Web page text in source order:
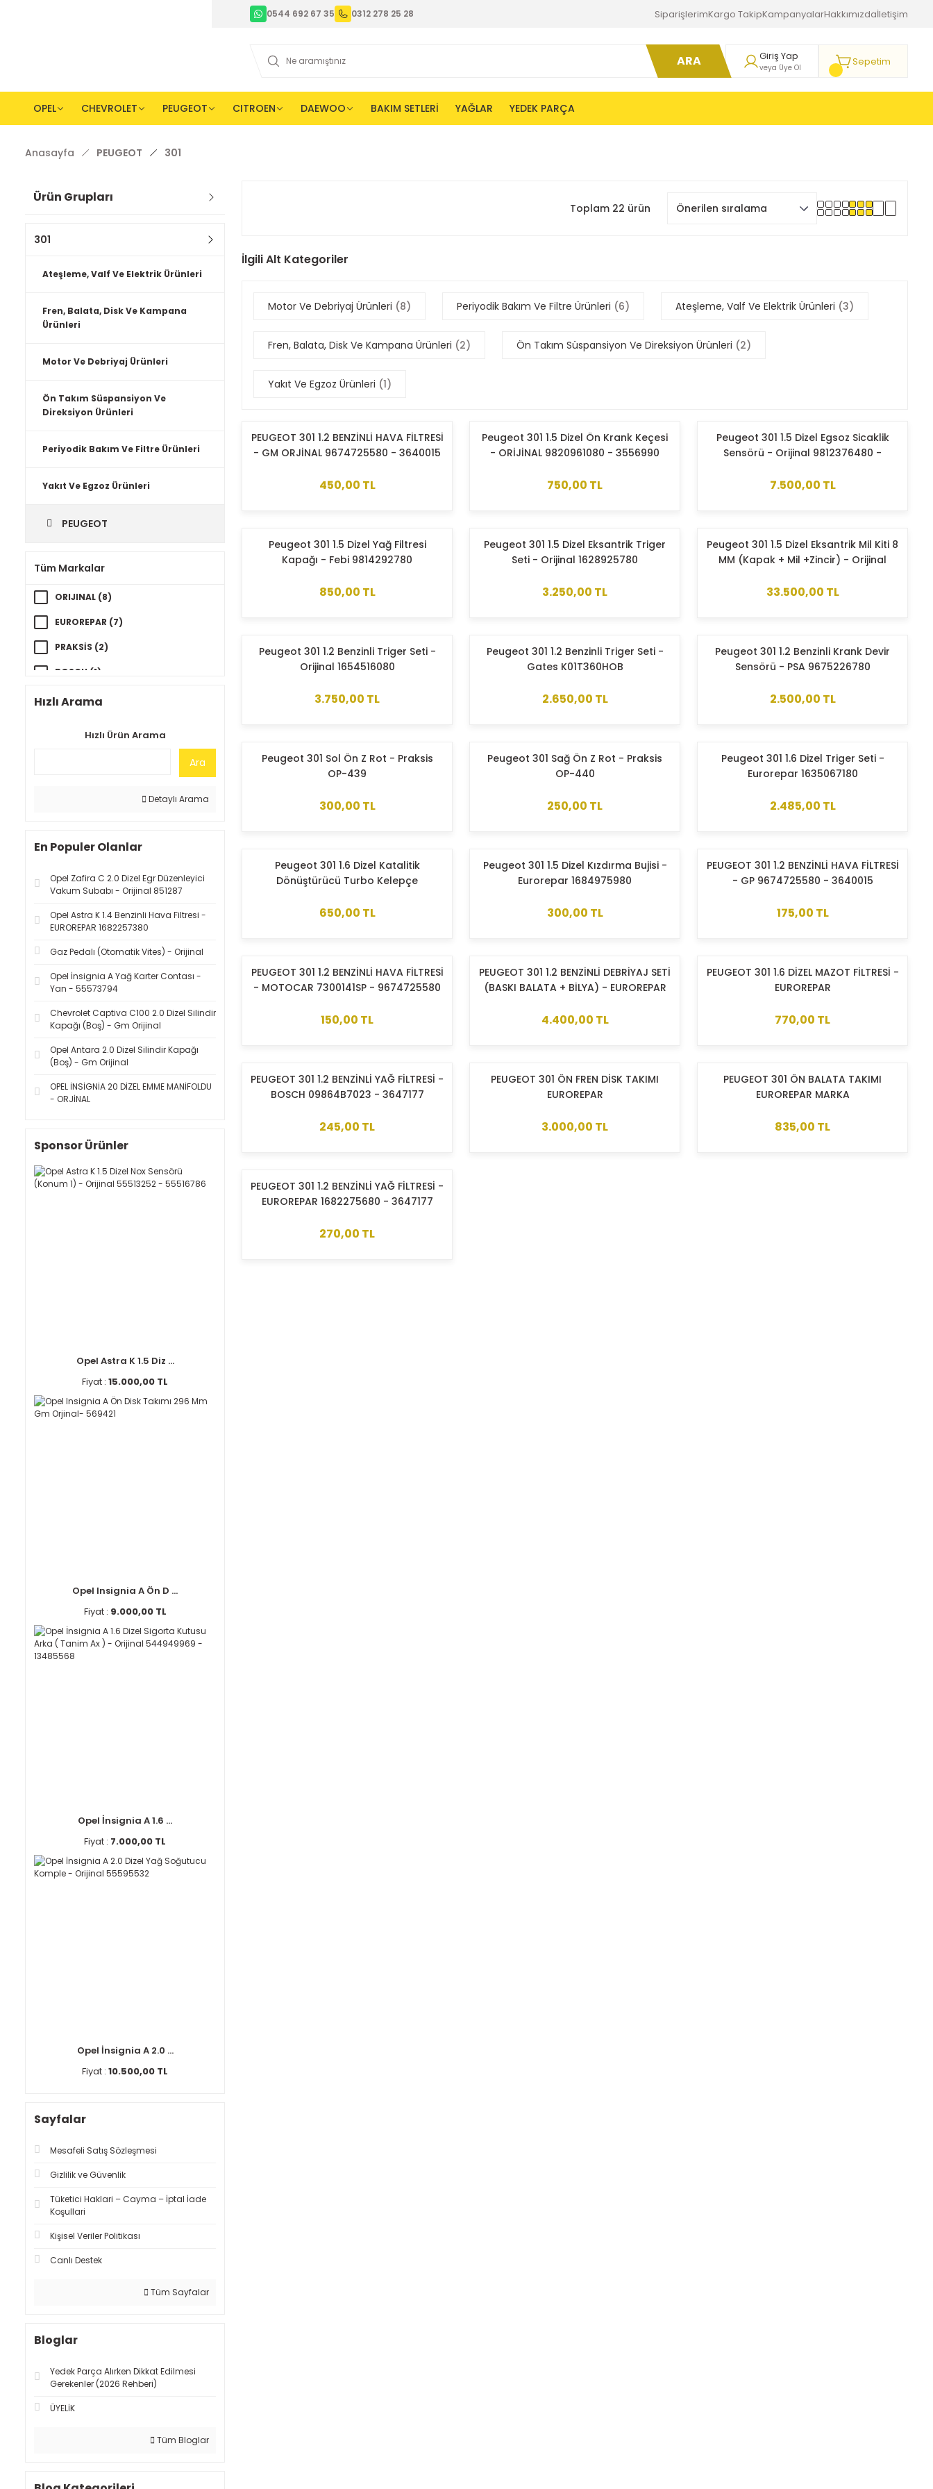
0544 692 67 35 0312 278 25 28 SiparişlerimKargo TakipKampanyalarHakkımızdaİletişim
ARA Giriş Yap
veya Üye Ol Sepetim
OPEL CHEVROLET PEUGEOT CITROEN DAEWOO BAKIM SETLERİ YAĞLAR YEDEK PARÇA
Anasayfa PEUGEOT 301
Ürün Grupları
301
Ateşleme, Valf Ve Elektrik Ürünleri
Fren, Balata, Disk Ve Kampana
Ürünleri
Motor Ve Debriyaj Ürünleri
Ön Takım Süspansiyon Ve
Direksiyon Ürünleri
Periyodik Bakım Ve Filtre Ürünleri
Yakıt Ve Egzoz Ürünleri
PEUGEOT
Tüm Markalar
ORIJINAL (8)
EUROREPAR (7)
PRAKSİS (2)
BOSCH (1)
GP (1)
Hızlı Arama
Hızlı Ürün Arama
Ara
Detaylı Arama
En Populer Olanlar
Opel Zafira C 2.0 Dizel Egr Düzenleyici
Vakum Subabı - Orijinal 851287
Opel Astra K 1.4 Benzinli Hava Filtresi -
EUROREPAR 1682257380
Gaz Pedalı (Otomatik Vites) - Orijinal
Opel İnsignia A Yağ Karter Contası -
Yan - 55573794
Chevrolet Captiva C100 2.0 Dizel Silindir
Kapağı (Boş) - Gm Orijinal
Opel Antara 2.0 Dizel Silindir Kapağı
(Boş) - Gm Orijinal
OPEL İNSİGNİA 20 DİZEL EMME MANİFOLDU
- ORJİNAL
Sponsor Ürünler
Opel Astra K 1.5 Diz ...
Fiyat : 15.000,00 TL
Opel Insignia A Ön D ...
Fiyat : 9.000,00 TL
Opel İnsignia A 1.6 ...
Fiyat : 7.000,00 TL
Opel İnsignia A 2.0 ...
Fiyat : 10.500,00 TL
Sayfalar
Mesafeli Satış Sözleşmesi
Gizlilik ve Güvenlik
Tüketici Haklari – Cayma – İptal İade
Koşullari
Kişisel Veriler Politikası
Canlı Destek
Tüm Sayfalar
Bloglar
Yedek Parça Alırken Dikkat Edilmesi
Gerekenler (2026 Rehberi)
ÜYELİK
Tüm Bloglar
Toplam 22 ürün
İlgili Alt Kategoriler
Motor Ve Debriyaj Ürünleri (8) Periyodik Bakım Ve Filtre Ürünleri (6) Ateşleme, Valf Ve Elektrik Ürünleri (3)
Fren, Balata, Disk Ve Kampana Ürünleri (2) Ön Takım Süspansiyon Ve Direksiyon Ürünleri (2)
Yakıt Ve Egzoz Ürünleri (1)
PEUGEOT 301 1.2 BENZİNLİ HAVA FİLTRESİ
- GM ORJİNAL 9674725580 - 3640015
450,00 TL
Peugeot 301 1.5 Dizel Ön Krank Keçesi
- ORİJİNAL 9820961080 - 3556990
750,00 TL
Peugeot 301 1.5 Dizel Egsoz Sicaklik
Sensörü - Orijinal 9812376480 -
7.500,00 TL
Peugeot 301 1.5 Dizel Yağ Filtresi
Kapağı - Febi 9814292780
850,00 TL
Peugeot 301 1.5 Dizel Eksantrik Triger
Seti - Orijinal 1628925780
3.250,00 TL
Peugeot 301 1.5 Dizel Eksantrik Mil Kiti 8
MM (Kapak + Mil +Zincir) - Orijinal
33.500,00 TL
Peugeot 301 1.2 Benzinli Triger Seti -
Orijinal 1654516080
3.750,00 TL
Peugeot 301 1.2 Benzinli Triger Seti -
Gates K01T360HOB
2.650,00 TL
Peugeot 301 1.2 Benzinli Krank Devir
Sensörü - PSA 9675226780
2.500,00 TL
Peugeot 301 Sol Ön Z Rot - Praksis
OP-439
300,00 TL
Peugeot 301 Sağ Ön Z Rot - Praksis
OP-440
250,00 TL
Peugeot 301 1.6 Dizel Triger Seti -
Eurorepar 1635067180
2.485,00 TL
Peugeot 301 1.6 Dizel Katalitik
Dönüştürücü Turbo Kelepçe
650,00 TL
Peugeot 301 1.5 Dizel Kızdırma Bujisi -
Eurorepar 1684975980
300,00 TL
PEUGEOT 301 1.2 BENZİNLİ HAVA FİLTRESİ
- GP 9674725580 - 3640015
175,00 TL
PEUGEOT 301 1.2 BENZİNLİ HAVA FİLTRESİ
- MOTOCAR 7300141SP - 9674725580
150,00 TL
PEUGEOT 301 1.2 BENZİNLİ DEBRİYAJ SETİ
(BASKI BALATA + BİLYA) - EUROREPAR
4.400,00 TL
PEUGEOT 301 1.6 DİZEL MAZOT FİLTRESİ -
EUROREPAR
770,00 TL
PEUGEOT 301 1.2 BENZİNLİ YAĞ FİLTRESİ -
BOSCH 09864B7023 - 3647177
245,00 TL
PEUGEOT 301 ÖN FREN DİSK TAKIMI
EUROREPAR
3.000,00 TL
PEUGEOT 301 ÖN BALATA TAKIMI
EUROREPAR MARKA
835,00 TL
PEUGEOT 301 1.2 BENZİNLİ YAĞ FİLTRESİ -
EUROREPAR 1682275680 - 3647177
270,00 TL